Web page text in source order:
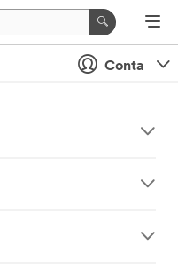
Conta